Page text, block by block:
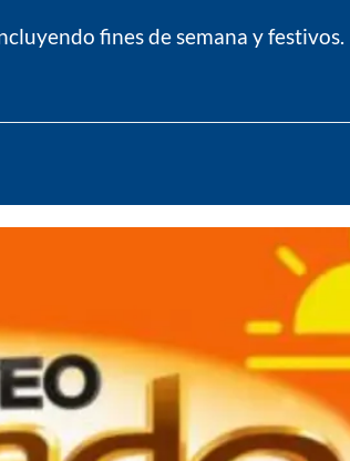
fines de semana y festivos.